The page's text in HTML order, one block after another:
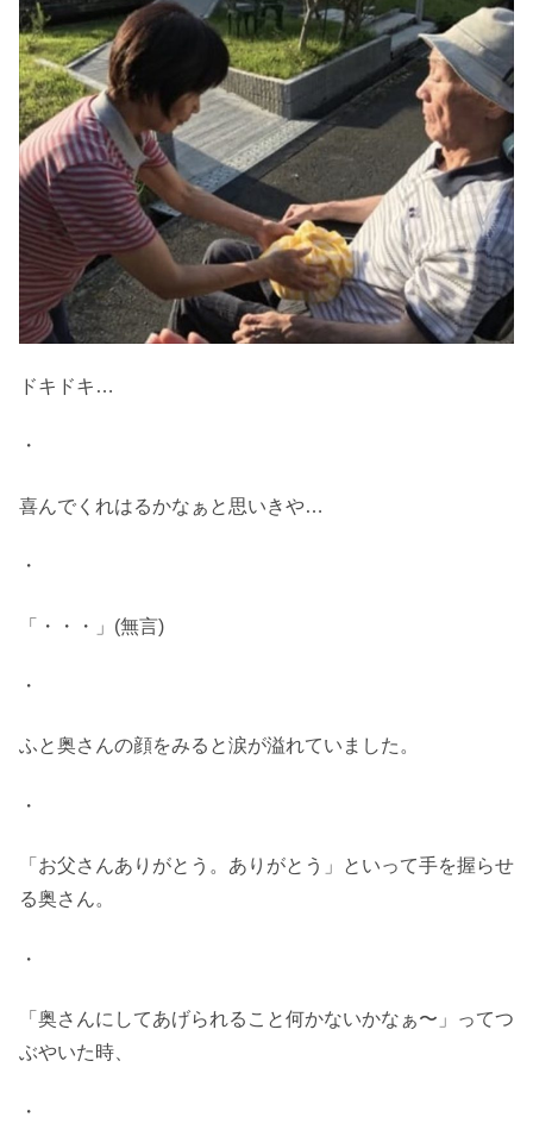
ドキドキ…
・
喜んでくれはるかなぁと思いきや…
・
「・・・」(無言)
・
ふと奥さんの顔をみると涙が溢れていました。
・
「お父さんありがとう。ありがとう」といって手を握らせ
る奥さん。
・
「奥さんにしてあげられること何かないかなぁ〜」ってつ
ぶやいた時、
・